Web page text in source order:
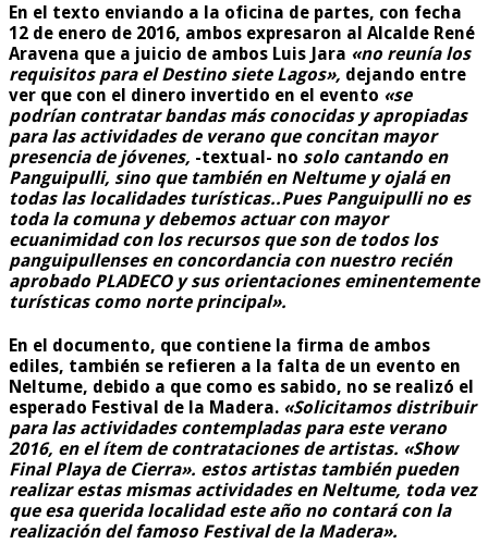
En el texto enviando a la oficina de partes, con fecha
12 de enero de 2016, ambos expresaron al Alcalde René
Aravena que a juicio de ambos Luis Jara «no reunía los
requisitos para el Destino siete Lagos», dejando entre
ver que con el dinero invertido en el evento «se
podrían contratar bandas más conocidas y apropiadas
para las actividades de verano que concitan mayor
presencia de jóvenes, -textual- no solo cantando en
Panguipulli, sino que también en Neltume y ojalá en
todas las localidades turísticas..Pues Panguipulli no es
toda la comuna y debemos actuar con mayor
ecuanimidad con los recursos que son de todos los
panguipullenses en concordancia con nuestro recién
aprobado PLADECO y sus orientaciones eminentemente
turísticas como norte principal».
En el documento, que contiene la firma de ambos
ediles, también se refieren a la falta de un evento en
Neltume, debido a que como es sabido, no se realizó el
esperado Festival de la Madera. «Solicitamos distribuir
para las actividades contempladas para este verano
2016, en el ítem de contrataciones de artistas. «Show
Final Playa de Cierra». estos artistas también pueden
realizar estas mismas actividades en Neltume, toda vez
que esa querida localidad este año no contará con la
realización del famoso Festival de la Madera».